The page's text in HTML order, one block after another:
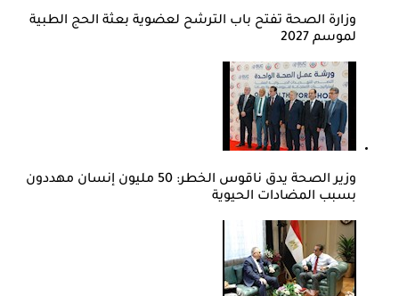
وزارة الصحة تفتح باب الترشح لعضوية بعثة الحج الطبية
لموسم 2027
وزير الصحة يدق ناقوس الخطر: 50 مليون إنسان مهددون
بسبب المضادات الحيوية